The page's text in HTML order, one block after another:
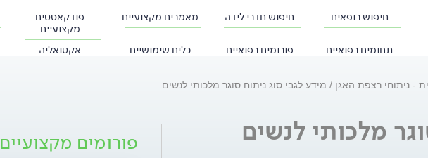
חיפוש רופאים חיפוש חדרי לידה מאמרים מקצועיים
פודקאסטים
מקצועיים
תחומים רפואיים פורומים רפואיים כלים שימושיים אקטואליה
- ניתוחי רצפת האגן מידע לגבי סוג ניתוח סוגר מלכותי לנשים
מלכותי לנשים פורומים מקצועיים